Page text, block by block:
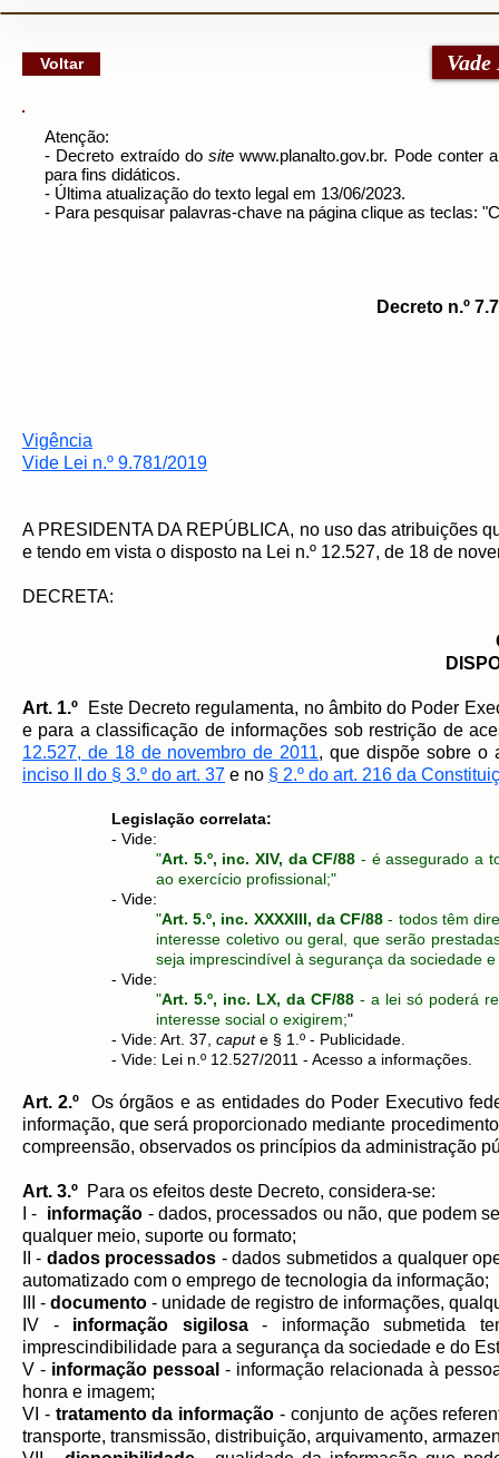
Voltar
Atenção:
- Decreto extraído dosite www.planalto.gov.br. Pode conter
para fins didáticos.
- Última atualização do texto legal em 13/06/2023.
- Para pesquisar palavras-chave na página clique as teclas:
Decreto n.º
Vigência
Vide Lei n.º 9.781/2019
A PRESIDENTA DA REPÚBLICA, no uso das atribuições
e tendo em vista o disposto na Lei n.º 12.527, de 18 de
DECRETA:
Art. 1.º Este Decreto regulamenta, no âmbito do Poder
e para a classificação de informações sob restrição de
12.527, de 18 de novembro de 2011, que dispõe sobre o
inciso II do § 3.º do art. 37 e no § 2.º do art. 216 da
​Legislação correlata:
- Vide:
"Art. 5.º, inc. XIV, da CF/88 - é assegurado a
ao exercício profissional;"
- Vide:
"Art. 5.º, inc. XXXXIII, da CF/88 - todos têm
interesse coletivo ou geral, que serão
seja imprescindível à segurança da sociedade
​- Vide:
"Art. 5.º, inc. LX, da CF/88- a lei só poderá
interesse social o exigirem;"
- Vide: Art. 37, capute § 1.º - Publicidade.
- Vide: Lei n.º 12.527/2011 - Acesso a informações.
Art. 2.º
Os órgãos e as entidades do Poder Executivo
informação, que será proporcionado mediante
compreensão, observados os princípios da administração
Art. 3.º Para os efeitos deste Decreto, considera-se:
I - informação - dados, processados ou não, que podem
qualquer meio, suporte ou formato;
II - dados processados - dados submetidos a qualquer
automatizado com o emprego de tecnologia da informação;
III - documento - unidade de registro de informações,
IV - informação sigilosa- informação submetida
imprescindibilidade para a segurança da sociedade e do
V - informação pessoal - informação relacionada à
honra e imagem;
VI - tratamento da informação - conjunto de ações
transporte, transmissão, distribuição, arquivamento,